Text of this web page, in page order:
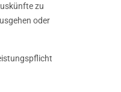
zu
oder